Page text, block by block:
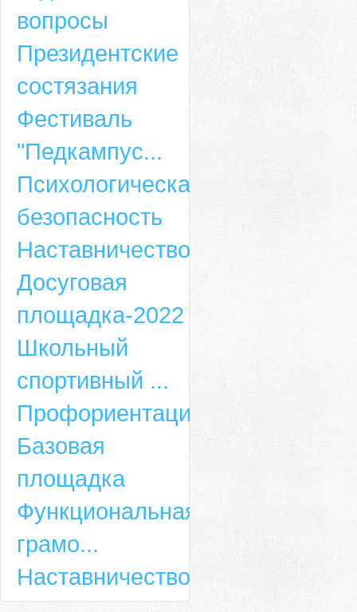
вопросы
Президентские
состязания
Фестиваль
"Педкампус...
Психологическая
безопасность
Наставничество
Досуговая
площадка-2022
Школьный
спортивный ...
Профориентация
Базовая
площадка
Функциональная
грамо...
Наставничество